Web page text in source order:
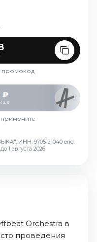
промокод
₽
ИНН: 9705121040 erid:
1 августа 2026
Orchestra в
проведения